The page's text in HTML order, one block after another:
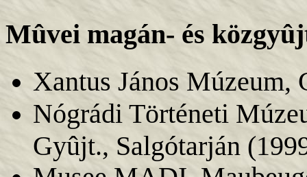
Mûvei magán- és
Xantus János Múzeum,
Nógrádi Történeti
Gyûjt., Salgótarján